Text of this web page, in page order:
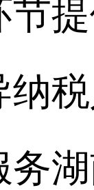
节
纳
务